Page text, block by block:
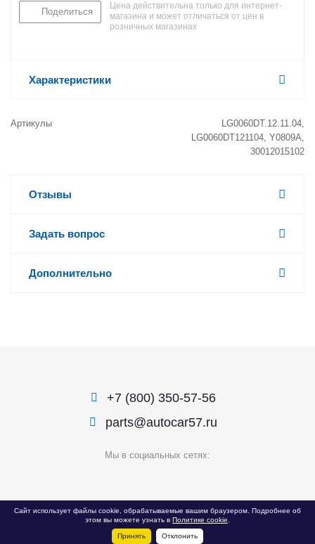
Поделиться
Цена действительна только для интернет-
магазина и может отличаться от цен в
розничных магазинах
Характеристики
Артикулы
LG0060DT.12.11.04,
LG0060DT121104, Y0809A,
30012015102
Отзывы
Задать вопрос
Дополнительно
+7 (800) 350-57-56
parts@autocar57.ru
Мы в социальных сетях:
© 1999 — 2026 «Автокар»
Политика конфиденциальности
Сайт использует файлы cookie, обрабатываемые вашим браузером. Подробнее об
этом вы можете узнать в Политике cookie
Принять Отклонить